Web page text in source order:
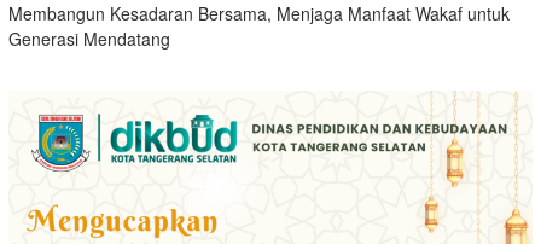
Membangun Kesadaran Bersama, Menjaga Manfaat Wakaf untuk
Generasi Mendatang